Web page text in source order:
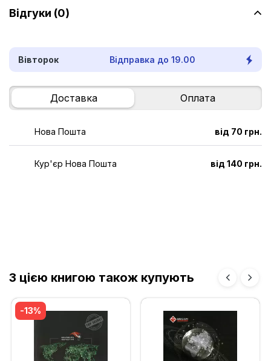
Відгуки (0)
Вівторок Відправка до 19.00
Доставка Оплата
Нова Пошта від 70 грн.
Кур'єр Нова Пошта від 140 грн.
З цією книгою також купують
-13%